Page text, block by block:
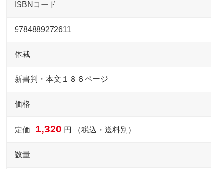
ISBNコード
9784889272611
体裁
新書判・本文１８６ページ
価格
定価 1,320 円 （税込・送料別）
数量